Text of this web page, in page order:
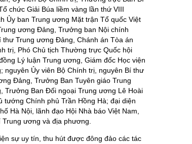
chức Giải Búa liềm vàng lần thứ VIII
Ủy ban Trung ương Mặt trận Tổ quốc Việt
ương Đảng, Trưởng ban Nội chính
Trung ương Đảng, Chánh án Tòa án
trị, Phó Chủ tịch Thường trực Quốc hội
Lý luận Trung ương, Giám đốc Học viện
nguyên Ủy viên Bộ Chính trị, nguyên Bí thư
Đảng, Trưởng Ban Tuyên giáo Trung
Trưởng Ban Đối ngoại Trung ương Lê Hoài
tướng Chính phủ Trần Hồng Hà; đại diện
Hà Nội, lãnh đạo Hội Nhà báo Việt Nam,
ương và địa phương.
sự uy tín, thu hút được đông đảo các tác